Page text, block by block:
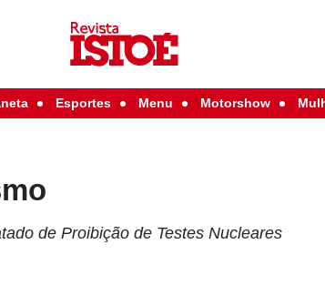
Esportes Menu Motorshow
de Proibição de Testes Nucleares